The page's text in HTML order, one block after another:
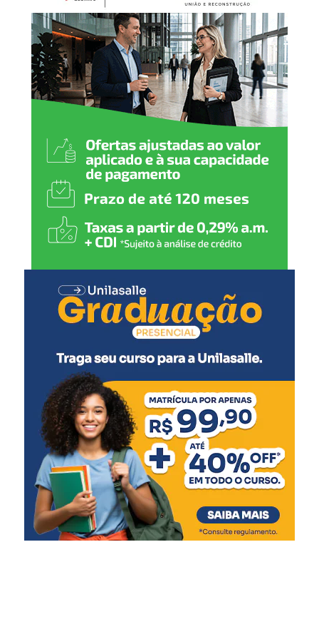
e representantes políticos
trabalham juntos,
conseguimos transformar
esse potencial em
investimento, movimento
para o comércio, geração
de emprego e novas
oportunidades”, afirmou.
O vice-prefeito Rodrigo Busato destacou que o turismo
pode impactar diferentes setores da economia local.
“O turismo movimenta
restaurantes, hotelaria,
comércio, serviços, cultura
e eventos. Esse encontro
mostra que existe
disposição para construir
uma agenda comum e olhar
para Canoas com
criatividade e visão de
futuro. É dessa união que
surgem os avanços